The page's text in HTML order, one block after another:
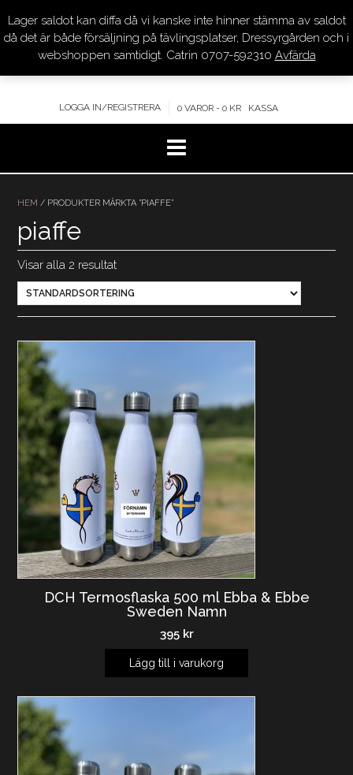
innehåll
DRESSYR.COM
KVALITET – KOMPETENS – SERVICE
LOGGA IN/REGISTRERA 0 VAROR - 0 KR KASSA
HEM / PRODUKTER MÄRKTA ”PIAFFE”
piaffe
Visar alla 2 resultat
DCH Termosflaska 500 ml Ebba & Ebbe
Sweden Namn
395 kr
Lägg till i varukorg
Lager saldot kan diffa då vi kanske inte hinner stämma av saldot
då det är både försäljning på tävlingsplatser, Dressyrgården och i
webshoppen samtidigt. Catrin 0707-592310 Avfärda